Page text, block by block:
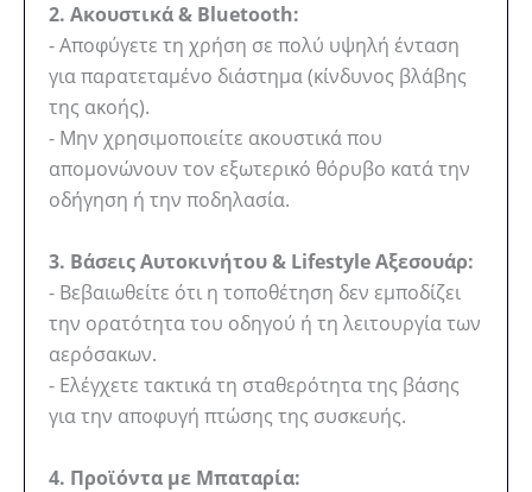
2. Ακουστικά & Bluetooth:
- Αποφύγετε τη χρήση σε πολύ υψηλή ένταση
για παρατεταμένο διάστημα (κίνδυνος βλάβης
της ακοής).
- Μην χρησιμοποιείτε ακουστικά που
απομονώνουν τον εξωτερικό θόρυβο κατά την
οδήγηση ή την ποδηλασία.
3. Βάσεις Αυτοκινήτου & Lifestyle Αξεσουάρ:
- Βεβαιωθείτε ότι η τοποθέτηση δεν εμποδίζει
την ορατότητα του οδηγού ή τη λειτουργία των
αερόσακων.
- Ελέγχετε τακτικά τη σταθερότητα της βάσης
για την αποφυγή πτώσης της συσκευής.
4. Προϊόντα με Μπαταρία: